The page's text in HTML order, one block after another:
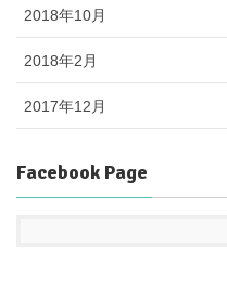
2018年10月
2018年2月
2017年12月
Facebook Page